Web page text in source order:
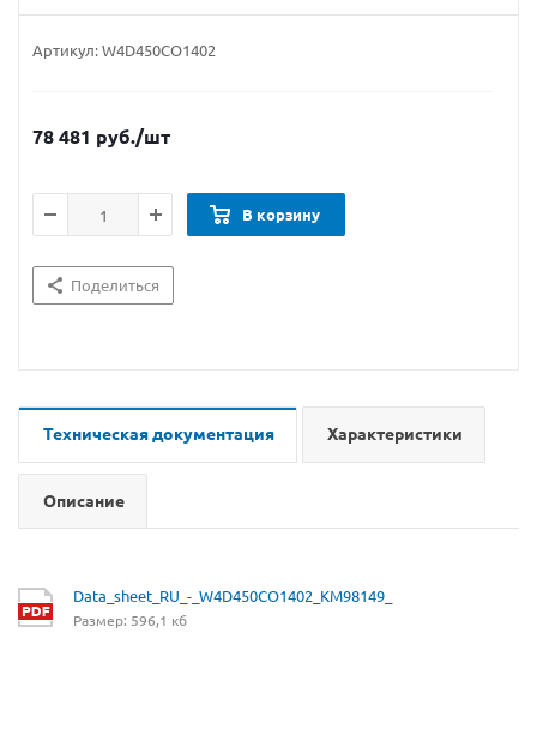
Артикул:W4D450CO1402
78 481 руб./шт
В корзину
Поделиться
Техническая документация Характеристики
Описание
Data_sheet_RU_-_W4D450CO1402_KM98149_
Размер: 596,1 кб